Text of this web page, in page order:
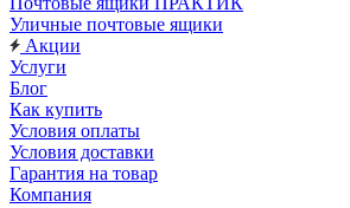
Уличные почтовые ящики
Акции
Услуги
Блог
Как купить
Условия оплаты
Условия доставки
Гарантия на товар
Компания